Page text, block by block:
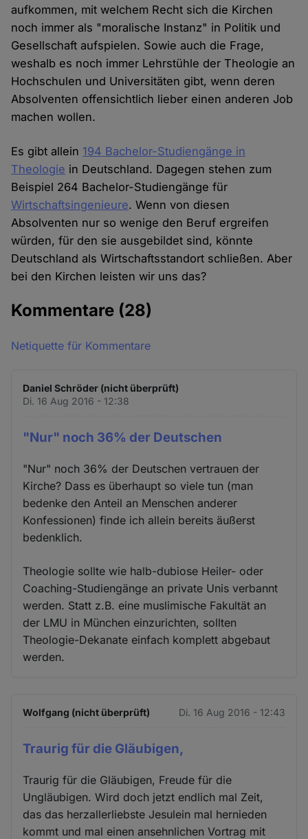
aufkommen, mit welchem Recht sich die Kirchen
noch immer als "moralische Instanz" in Politik und
Gesellschaft aufspielen. Sowie auch die Frage,
weshalb es noch immer Lehrstühle der Theologie an
Hochschulen und Universitäten gibt, wenn deren
Absolventen offensichtlich lieber einen anderen Job
machen wollen.
Es gibt allein 194 Bachelor-Studiengänge in
Theologie in Deutschland. Dagegen stehen zum
Beispiel 264 Bachelor-Studiengänge für
Wirtschaftsingenieure. Wenn von diesen
Absolventen nur so wenige den Beruf ergreifen
würden, für den sie ausgebildet sind, könnte
Deutschland als Wirtschaftsstandort schließen. Aber
bei den Kirchen leisten wir uns das?
Kommentare (28)
Netiquette für Kommentare
Daniel Schröder (nicht überprüft)
Di. 16 Aug 2016 - 12:38
"Nur" noch 36% der Deutschen
"Nur" noch 36% der Deutschen vertrauen der
Kirche? Dass es überhaupt so viele tun (man
bedenke den Anteil an Menschen anderer
Konfessionen) finde ich allein bereits äußerst
bedenklich.
Theologie sollte wie halb-dubiose Heiler- oder
Coaching-Studiengänge an private Unis verbannt
werden. Statt z.B. eine muslimische Fakultät an
der LMU in München einzurichten, sollten
Theologie-Dekanate einfach komplett abgebaut
werden.
Wolfgang (nicht überprüft) Di. 16 Aug 2016 - 12:43
Traurig für die Gläubigen,
Traurig für die Gläubigen, Freude für die
Ungläubigen. Wird doch jetzt endlich mal Zeit,
das das herzallerliebste Jesulein mal hernieden
kommt und mal einen ansehnlichen Vortrag mit